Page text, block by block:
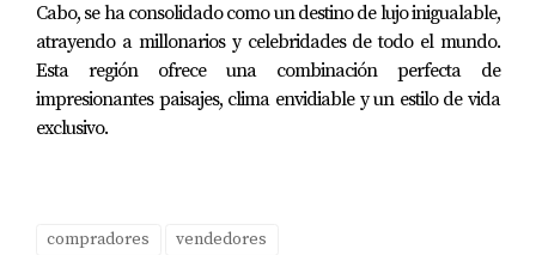
Cabo, se ha consolidado como un destino de lujo inigualable,
atrayendo a millonarios y celebridades de todo el mundo.
Esta región ofrece una combinación perfecta de
impresionantes paisajes, clima envidiable y un estilo de vida
exclusivo.
compradores vendedores